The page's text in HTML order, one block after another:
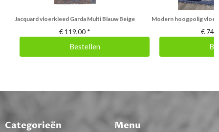
Jacquard vloerkleed Garda Multi Blauw Beige
€ 119,00 *
Bestellen
Modern hoogpolig
€
Categorieën Menu